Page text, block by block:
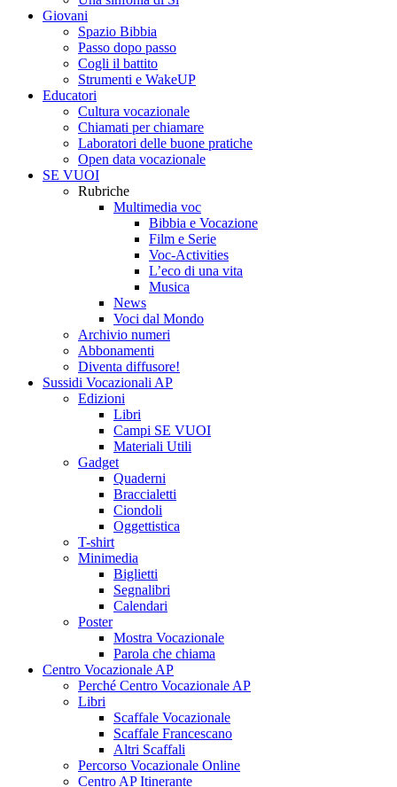
Giovani
Spazio Bibbia
Passo dopo passo
Cogli il battito
Strumenti e WakeUP
Educatori
Cultura vocazionale
Chiamati per chiamare
Laboratori delle buone pratiche
Open data vocazionale
SE VUOI
Rubriche
Multimedia voc
Bibbia e Vocazione
Film e Serie
Voc-Activities
L’eco di una vita
Musica
News
Voci dal Mondo
Archivio numeri
Abbonamenti
Diventa diffusore!
Sussidi Vocazionali AP
Edizioni
Libri
Campi SE VUOI
Materiali Utili
Gadget
Quaderni
Braccialetti
Ciondoli
Oggettistica
T-shirt
Minimedia
Biglietti
Segnalibri
Calendari
Poster
Mostra Vocazionale
Parola che chiama
Centro Vocazionale AP
Perché Centro Vocazionale AP
Libri
Scaffale Vocazionale
Scaffale Francescano
Altri Scaffali
Percorso Vocazionale Online
Centro AP Itinerante